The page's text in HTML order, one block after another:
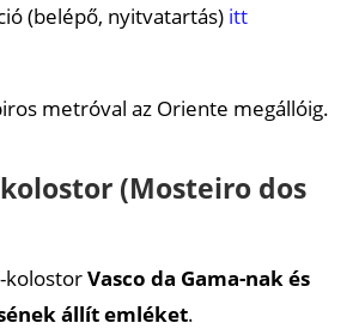
(belépő, nyitvatartás) itt
metróval az Oriente megállóig.
(Mosteiro dos
kolostorVasco da Gama-nak és
állít emléket.